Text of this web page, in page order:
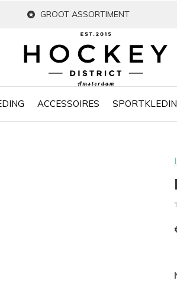
ACCESSOIRES
GROOT ASSORTIMENT